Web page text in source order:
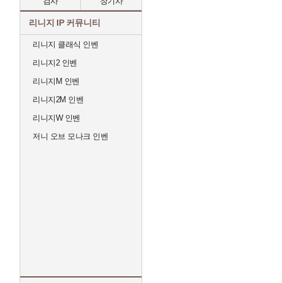
리니지 IP 커뮤니티
리니지 클래식 인벤
리니지2 인벤
리니지M 인벤
리니지2M 인벤
리니지W 인벤
저니 오브 모나크 인벤